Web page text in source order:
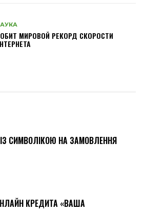
МИРОВОЙ РЕКОРД СКОРОСТИ
СИМВОЛІКОЮ НА ЗАМОВЛЕННЯ
КРЕДИТА «ВАША